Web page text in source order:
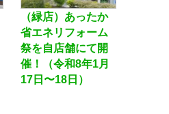
（緑店）あったか
省エネリフォーム
祭を自店舗にて開
催！（令和8年1月
17日〜18日）